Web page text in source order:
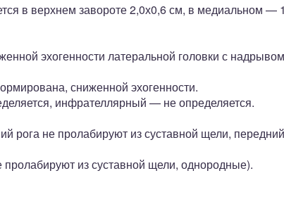
в верхнем завороте 2,0х0,6 см, в медиальном —
эхогенности латеральной головки с
сниженной эхогенности.
инфрателлярный — не определяется.
рога не пролабируют из суставной щели,
из суставной щели, однородные).